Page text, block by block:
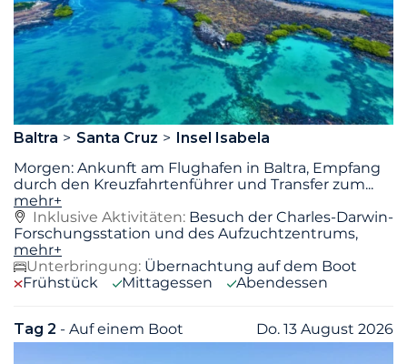
Baltra Santa Cruz
Insel Isabela
Morgen: Ankunft am Flughafen in Baltra, Empfang
durch den Kreuzfahrtenführer und Transfer zum...
mehr+
Inklusive Aktivitäten: Besuch der Charles-Darwin-
Forschungsstation und des Aufzuchtzentrums,
mehr+
Unterbringung: Übernachtung auf dem Boot
Frühstück
Mittagessen Abendessen
Tag 2 - Auf einem Boot Do. 13 August 2026